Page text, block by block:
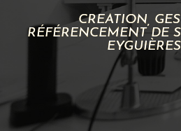
CRÉATION,
RÉFÉRENCEMENT DE